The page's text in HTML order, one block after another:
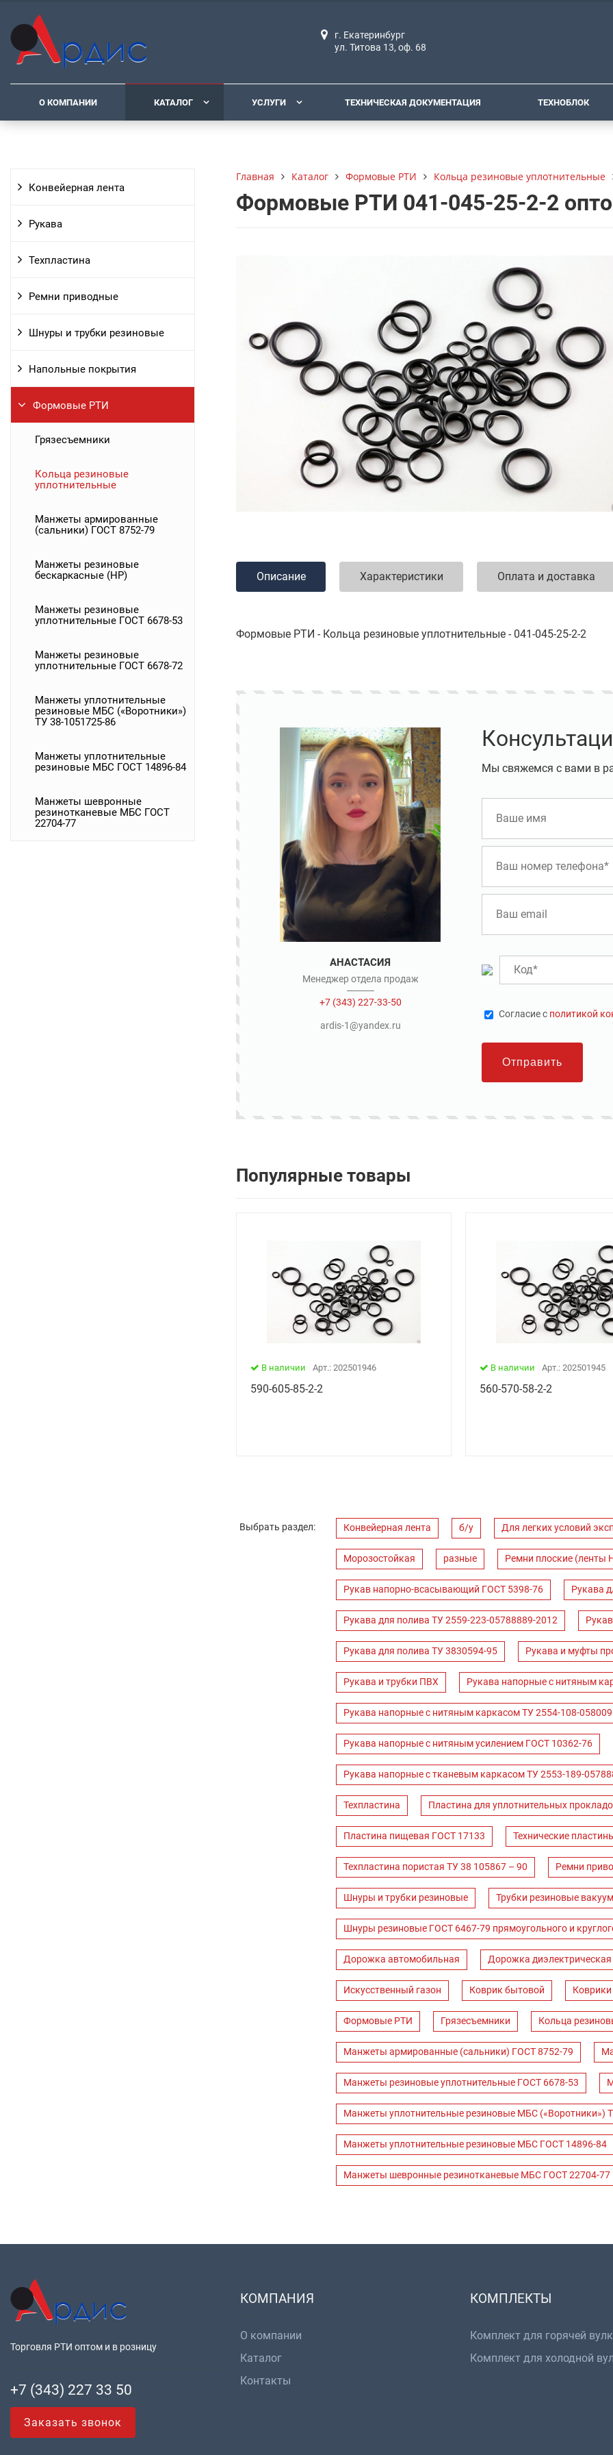
г. Екатеринбург
ул. Титова 13, оф. 68
О КОМПАНИИ КАТАЛОГ УСЛУГИ ТЕХНИЧЕСКАЯ ДОКУМЕНТАЦИЯ ТЕХНОБЛОК
Конвейерная лента
Рукава
Техпластина
Ремни приводные
Шнуры и трубки резиновые
Напольные покрытия
Формовые РТИ
Грязесъемники
Кольца резиновые
уплотнительные
Манжеты армированные
(сальники) ГОСТ 8752-79
Манжеты резиновые
бескаркасные (НР)
Манжеты резиновые
уплотнительные ГОСТ 6678-53
Манжеты резиновые
уплотнительные ГОСТ 6678-72
Манжеты уплотнительные
резиновые МБС («Воротники»)
ТУ 38-1051725-86
Манжеты уплотнительные
резиновые МБС ГОСТ 14896-84
Манжеты шевронные
резинотканевые МБС ГОСТ
22704-77
Главная Каталог Формовые РТИ Кольца резиновые уплотнительные
Формовые РТИ 041-045-25-2-2
Описание Характеристики Оплата и доставка
Формовые РТИ - Кольца резиновые уплотнительные - 041-045-25-2-2
АНАСТАСИЯ
Менеджер отдела продаж
+7 (343) 227-33-50
ardis-1@yandex.ru
Мы свяжемся с вами в
Cогласие с политикой
Отправить
Популярные товары
В наличии Арт.: 202501946
590-605-85-2-2
В наличии Арт.: 202501945
560-570-58-2-2
Выбрать раздел: Конвейерная лента б/у Для легких условий
Морозостойкая разные Ремни плоские (ленты
Рукав напорно-всасывающий ГОСТ 5398-76 Рукава
Рукава для полива ТУ 2559-223-05788889-2012
Рукава для полива ТУ 3830594-95 Рукава и муфты
Рукава и трубки ПВХ Рукава напорные с нитяным
Рукава напорные с нитяным каркасом ТУ 2554-108-
Рукава напорные с нитяным усилением ГОСТ 10362-76
Рукава напорные с тканевым каркасом ТУ 2553-189-
Техпластина Пластина для уплотнительных
Пластина пищевая ГОСТ 17133 Технические
Техпластина пористая ТУ 38 105867 – 90 Ремни
Шнуры и трубки резиновые Трубки резиновые
Шнуры резиновые ГОСТ 6467-79 прямоугольного и
Дорожка автомобильная Дорожка диэлектрическая
Искусственный газон Коврик бытовой Коврики
Формовые РТИ Грязесъемники Кольца
Манжеты армированные (сальники) ГОСТ 8752-79
Манжеты резиновые уплотнительные ГОСТ 6678-53
Манжеты уплотнительные резиновые МБС («Воротники»)
Манжеты уплотнительные резиновые МБС ГОСТ 14896-84
Манжеты шевронные резинотканевые МБС ГОСТ 22704-77
Торговля РТИ оптом и в розницу
+7 (343) 227 33 50
Заказать звонок
КОМПАНИЯ
О компании
Каталог
Контакты
КОМПЛЕКТЫ
Комплект для горячей
Комплект для холодной